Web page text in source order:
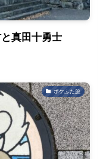
真田十勇士
ポケふた旅